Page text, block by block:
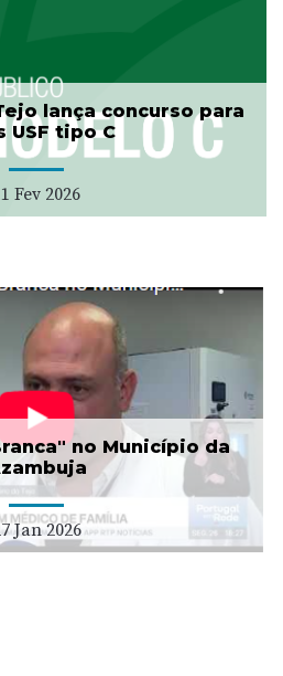
lança concurso para
USF tipo C
Fev 2026
no Município da
Jan 2026